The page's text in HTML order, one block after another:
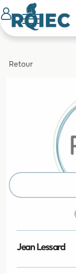
Retour
Jean Lessard